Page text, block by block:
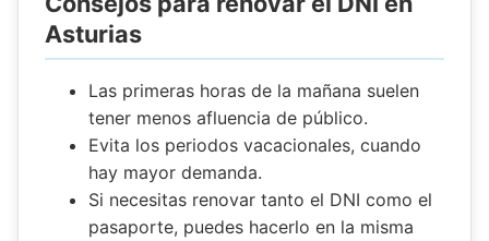
Asturias
Las primeras horas de la mañana suelen
tener menos afluencia de público.
Evita los periodos vacacionales, cuando
hay mayor demanda.
Si necesitas renovar tanto el DNI como el
pasaporte, puedes hacerlo en la misma